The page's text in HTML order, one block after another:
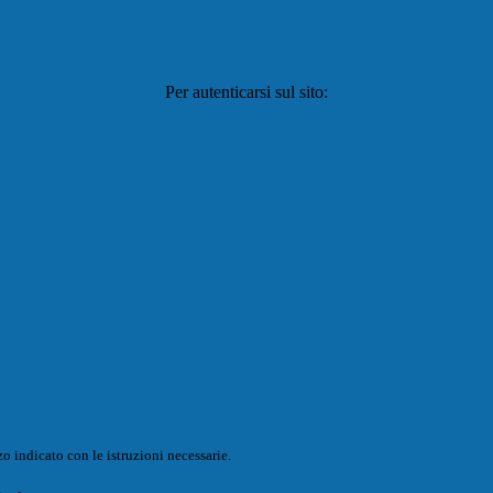
Per autenticarsi sul sito:
indicato con le istruzioni necessarie.